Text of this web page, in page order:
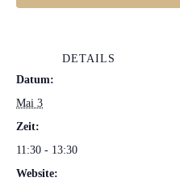
DETAILS
Datum:
Mai 3
Zeit:
11:30 - 13:30
Website: